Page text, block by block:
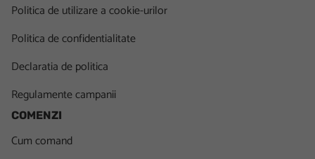
Politica de utilizare a cookie-urilor
Politica de confidentialitate
Declaratia de politica
Regulamente campanii
COMENZI
Cum comand